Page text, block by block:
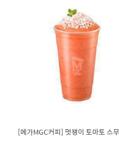
[메가MGC커피] 멋쟁이 토마토 스